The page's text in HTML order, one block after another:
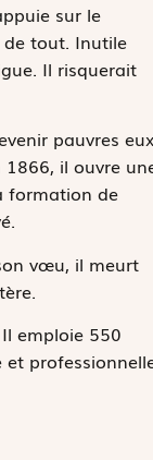
sur le
de tout. Inutile
Il risquerait
pauvres
il ouvre
formation de
vœu, il meurt
emploie 550